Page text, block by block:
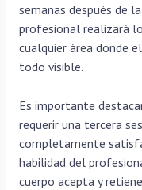
semanas después de
profesional realizará
cualquier área donde
todo visible.
Es importante
requerir una tercera
completamente
habilidad del
cuerpo acepta y